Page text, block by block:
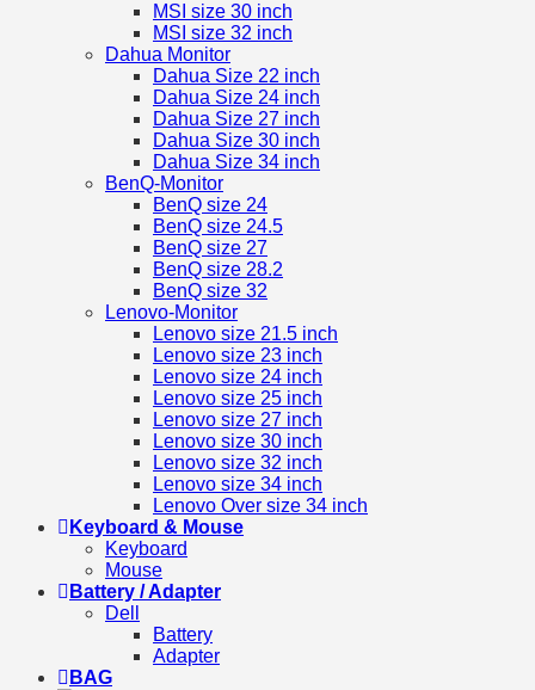
MSI size 30 inch
MSI size 32 inch
Dahua Monitor
Dahua Size 22 inch
Dahua Size 24 inch
Dahua Size 27 inch
Dahua Size 30 inch
Dahua Size 34 inch
BenQ-Monitor
BenQ size 24
BenQ size 24.5
BenQ size 27
BenQ size 28.2
BenQ size 32
Lenovo-Monitor
Lenovo size 21.5 inch
Lenovo size 23 inch
Lenovo size 24 inch
Lenovo size 25 inch
Lenovo size 27 inch
Lenovo size 30 inch
Lenovo size 32 inch
Lenovo size 34 inch
Lenovo Over size 34 inch
Keyboard & Mouse
Keyboard
Mouse
Battery / Adapter
Dell
Battery
Adapter
BAG